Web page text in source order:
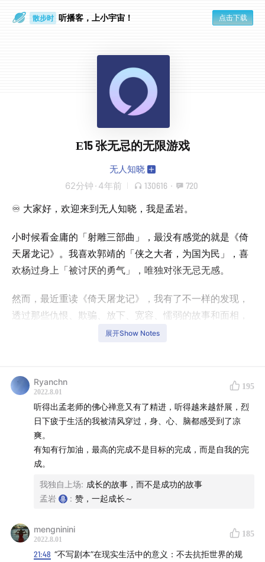
散步时 听播客，上小宇宙！ 点击下载
E15 张无忌的无限游戏
无人知晓
62分钟 · 4年前 130616 · 720
♾️ 大家好，欢迎来到无人知晓，我是孟岩。
小时候看金庸的「射雕三部曲」，最没有感觉的就是《倚
天屠龙记》。我喜欢郭靖的「侠之大者，为国为民」，喜
欢杨过身上「被讨厌的勇气」，唯独对张无忌无感。
然而，最近重读《倚天屠龙记》，我有了不一样的发现，
透过那些仇恨、欺骗、放下、宽容、懦弱的故事和面相，
我仿佛更理解了张无忌，理解了他自己的游戏。
人知晓《
让万物穿过自己
这一次，当我再次坐在录音室和自己对话，我想聊的主题
是「张无忌的无限游戏」。
我发现，这两期的内容其实都是在说一件事。
让万物穿过自己，珍惜那些情绪强烈的感受，又不让那些
感受形成我们的分别之心，也就是内心的房子。
去体验，去感受，但在经历这些事情的时候，始终怀有少
年之心。
展开Show Notes
Ryanchn
2022.8.01
195
听得出孟老师的佛心禅意又有了精进，听得越来越舒展，烈
日下疲于生活的我被清风穿过，身、心、脑都感受到了凉
爽。
有知有行加油，最高的完成不是目标的完成，而是自我的完
成。
我独自上场: 成长的故事，而不是成功的故事
孟岩
: 赞，一起成长～
mengninini
2022.8.01
185
21:48 “不写剧本”在现实生活中的意义：不去抗拒世界的规